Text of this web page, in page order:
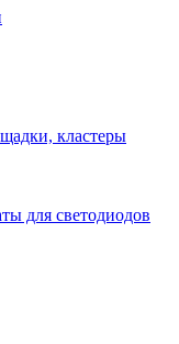
кластеры
для светодиодов